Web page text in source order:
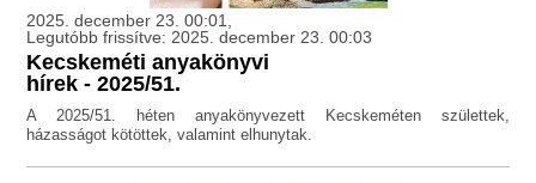
2025. december 23. 00:01,
Legutóbb frissítve: 2025. december 23. 00:03
Kecskeméti anyakönyvi
hírek - 2025/51.
A 2025/51. héten anyakönyvezett Kecskeméten születtek,
házasságot kötöttek, valamint elhunytak.